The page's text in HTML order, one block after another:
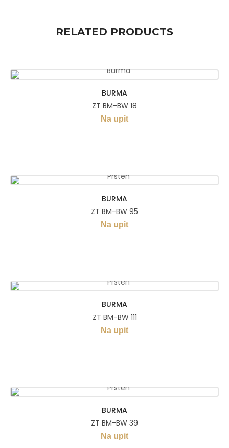
RELATED PRODUCTS
BURMA
ZT BM-BW 18
Na upit
BURMA
ZT BM-BW 95
Na upit
BURMA
ZT BM-BW 111
Na upit
BURMA
ZT BM-BW 39
Na upit